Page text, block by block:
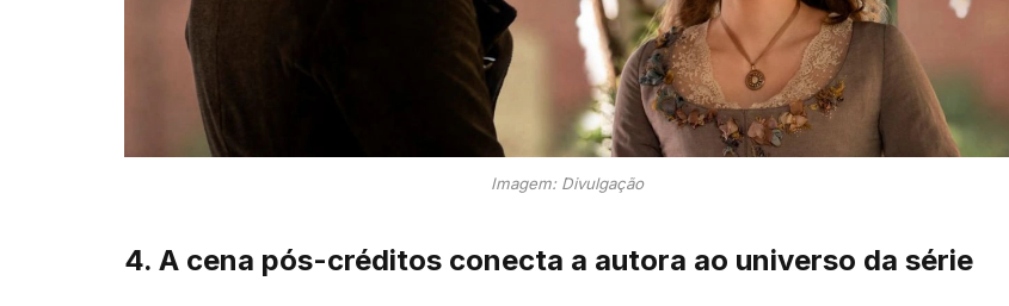
Imagem: Divulgação
4. A cena pós-créditos conecta a autora ao universo da série